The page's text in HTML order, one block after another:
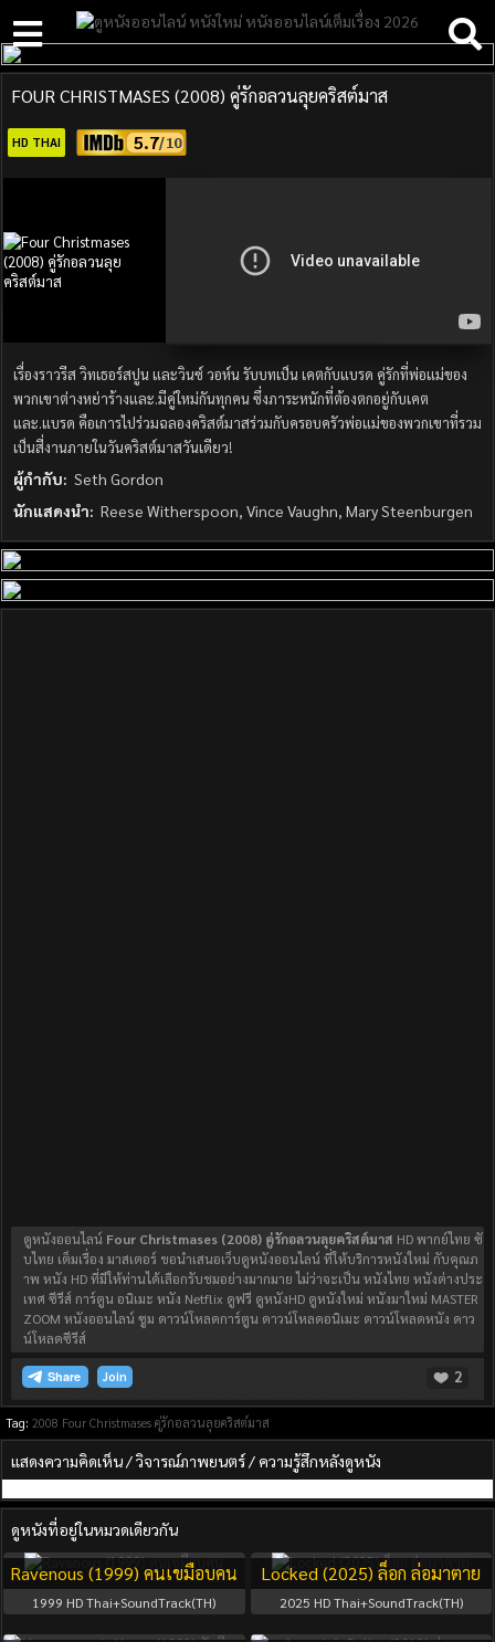
FOUR CHRISTMASES (2008) คู่รักอลวนลุยคริสต์มาส
HD THAI 5.7
เรื่องราวรีส วิทเธอร์สปูน และวินซ์ วอห์น รับบทเป็น เคตกับแบรด คู่รักที่พ่อแม่ของ
พวกเขาต่างหย่าร้างและ.มีคู่ใหม่กันทุกคน ซึ่งภาระหนักที่ต้องตกอยู่กับเคต
และ.แบรด คือเการไปร่วมฉลองคริสต์มาสร่วมกับครอบครัวพ่อแม่ของพวกเขาที่รวม
เป็นสี่งานภายในวันคริสต์มาสวันเดียว!
ผู้กำกับ: Seth Gordon
นักแสดงนำ: Reese Witherspoon, Vince Vaughn, Mary Steenburgen
ดูหนังออนไลน์ Four Christmases (2008) คู่รักอลวนลุยคริสต์มาส HD พากย์ไทย ซั
บไทย เต็มเรื่อง มาสเตอร์ ขอนำเสนอเว็บดูหนังออนไลน์ ที่ให้บริการหนังใหม่ กับคุณภ
าพ หนัง HD ที่มีให้ท่านได้เลือกรับชมอย่างมากมาย ไม่ว่าจะเป็น หนังไทย หนังต่างประ
เทศ ซีรีส์ การ์ตูน อนิเมะ หนัง Netflix ดูฟรี ดูหนังHD ดูหนังใหม่ หนังมาใหม่ MASTER
ZOOM หนังออนไลน์ ซูม ดาวน์โหลดการ์ตูน ดาวน์โหลดอนิเมะ ดาวน์โหลดหนัง ดาว
น์โหลดซีรีส์
Join 2
Tag: 2008 Four Christmases คู่รักอลวนลุยคริสต์มาส
แสดงความคิดเห็น / วิจารณ์ภาพยนตร์ / ความรู้สึกหลังดูหนัง
ดูหนังที่อยู่ในหมวดเดียวกัน
Ravenous (1999) คนเขมือบคน
1999 HD Thai+SoundTrack(TH)
Locked (2025) ล็อก ล่อมาตาย
2025 HD Thai+SoundTrack(TH)